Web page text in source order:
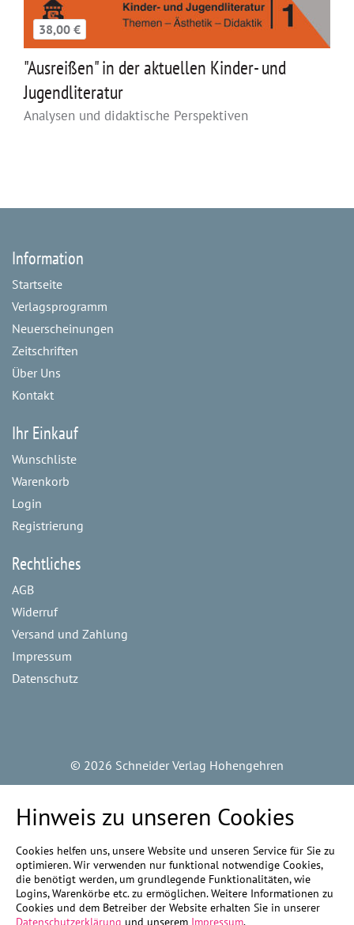
38,00 €
"Ausreißen" in der aktuellen Kinder- und
Jugendliteratur
Analysen und didaktische Perspektiven
Information
Startseite
Verlagsprogramm
Neuerscheinungen
Zeitschriften
Über Uns
Kontakt
Ihr Einkauf
Wunschliste
Warenkorb
Login
Registrierung
Rechtliches
AGB
Widerruf
Versand und Zahlung
Impressum
Datenschutz
© 2026 Schneider Verlag Hohengehren
Hinweis zu unseren Cookies
Cookies helfen uns, unsere Website und unseren Service für Sie zu
optimieren. Wir verwenden nur funktional notwendige Cookies,
die benötigt werden, um grundlegende Funktionalitäten, wie
Logins, Warenkörbe etc. zu ermöglichen. Weitere Informationen zu
Cookies und dem Betreiber der Website erhalten Sie in unserer
Datenschutzerklärung und unserem Impressum.